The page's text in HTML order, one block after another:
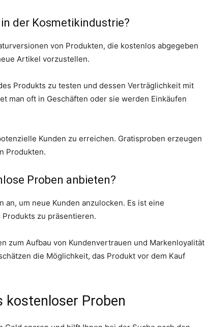
der Kosmetikindustrie?
von Produkten, die kostenlos abgegeben
Artikel vorzustellen.
Produkts zu testen und dessen Verträglichkeit mit
man oft in Geschäften oder sie werden Einkäufen
Kunden zu erreichen. Gratisproben erzeugen
Produkten.
Proben anbieten?
an, um neue Kunden anzulocken. Es ist eine
zu präsentieren.
zum Aufbau von Kundenvertrauen und Markenloyalität
die Möglichkeit, das Produkt vor dem Kauf
kostenloser Proben